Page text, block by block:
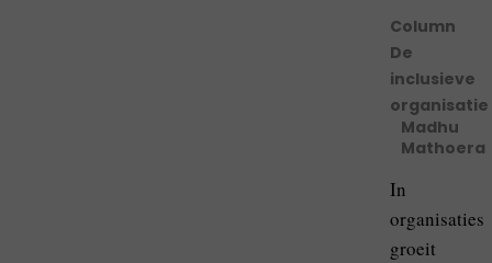
Column
De
inclusieve
organisatie
Madhu
Mathoera
In
organisaties
groeit